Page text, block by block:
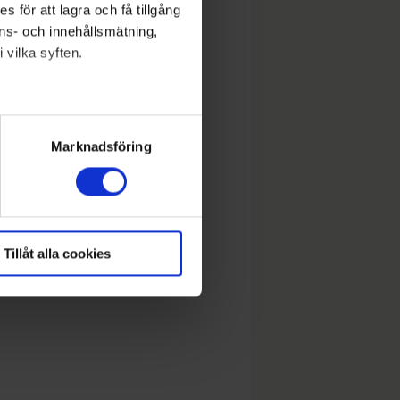
för att lagra och få tillgång
och innehållsmätning,
vilka syften.
meter
Marknadsföring
Tillåt alla cookies